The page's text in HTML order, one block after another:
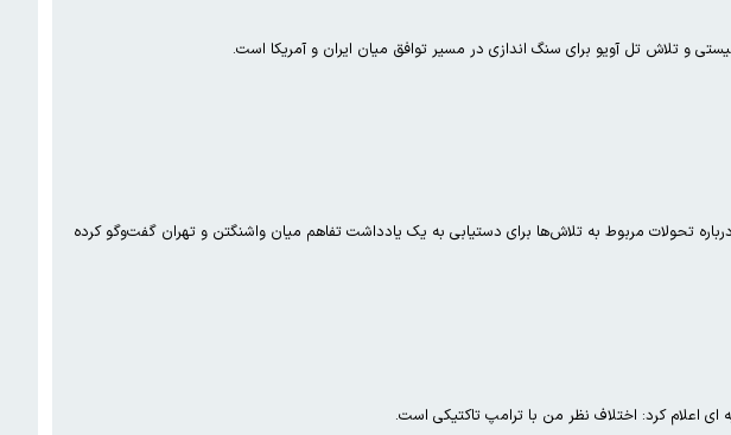
و تلاش تل آویو برای سنگ اندازی در مسیر توافق میان ایران و آمریکا است.
تحولات مربوط به تلاش‌ها برای دستیابی به یک یادداشت تفاهم میان واشنگتن و تهران گفت‌وگو کرده
اعلام کرد: اختلاف نظر من با ترامپ تاکتیکی است.